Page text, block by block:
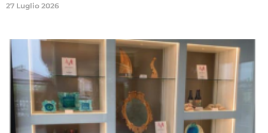
27 Luglio 2026